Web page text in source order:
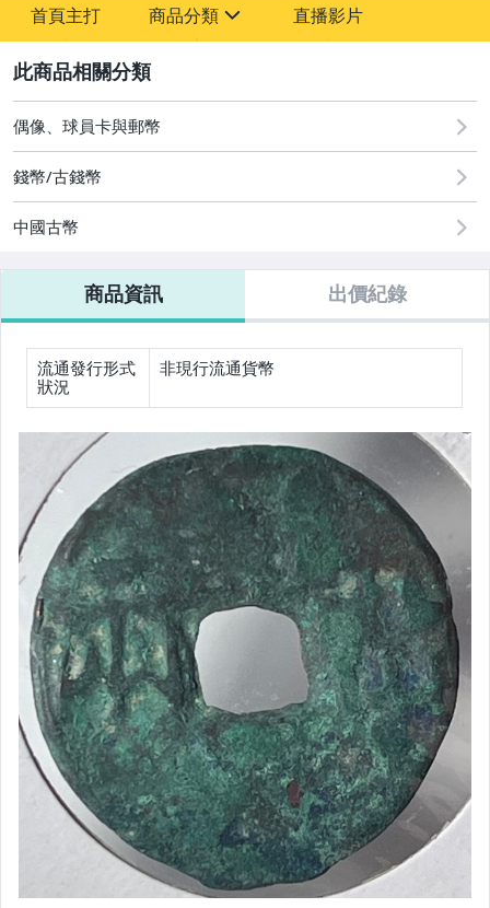
首頁主打 商品分類
圖書/影音/文具
古董、藝術與礦石
原創設計良品
居家、家具與園藝
偶像、球員卡與郵幣
手錶與飾品配件
女包精品與女鞋
運動、戶外與休閒
直播影片
偶像、球員卡與郵幣
錢幣/古錢幣
中國古幣
商品資訊 出價紀錄
流通發行形式
狀況
非現行流通貨幣